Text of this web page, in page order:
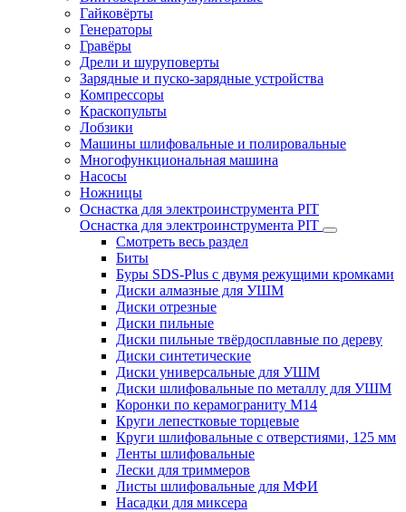
Гайковёрты
Генераторы
Гравёры
Дрели и шуруповерты
Зарядные и пуско-зарядные устройства
Компрессоры
Краскопульты
Лобзики
Машины шлифовальные и полировальные
Многофункциональная машина
Насосы
Ножницы
Оснастка для электроинструмента PIT
Оснастка для электроинструмента PIT
Смотреть весь раздел
Биты
Буры SDS-Plus c двумя режущими кромками
Диски алмазные для УШМ
Диски отрезные
Диски пильные
Диски пильные твёрдосплавные по дереву
Диски синтетические
Диски универсальные для УШМ
Диски шлифовальные по металлу для УШМ
Коронки по керамограниту M14
Круги лепестковые торцевые
Круги шлифовальные с отверстиями, 125 мм
Ленты шлифовальные
Лески для триммеров
Листы шлифовальные для МФИ
Насадки для миксера